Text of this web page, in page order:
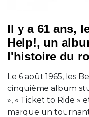
Il y a 61 ans,
Help!, un
l'histoire du
Le 6 août 1965, les
cinquième album
», « Ticket to Ride »
marque un